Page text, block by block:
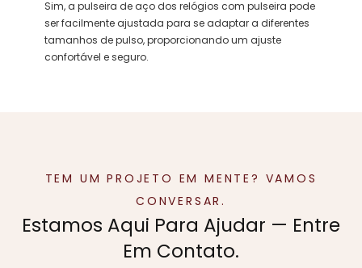
Sim, a pulseira de aço dos relógios com pulseira pode
ser facilmente ajustada para se adaptar a diferentes
tamanhos de pulso, proporcionando um ajuste
confortável e seguro.
TEM UM PROJETO EM MENTE? VAMOS
CONVERSAR.
Estamos Aqui Para Ajudar — Entre
Em Contato.